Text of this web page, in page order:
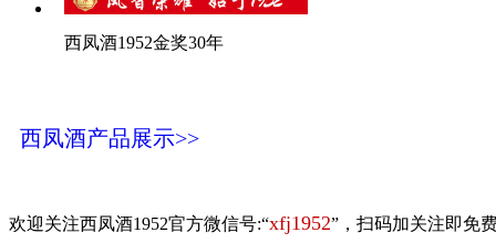
西凤酒1952金奖30年
西凤酒产品展示>>
欢迎关注西凤酒1952官方微信号:“xfj1952”，扫码加关注即免